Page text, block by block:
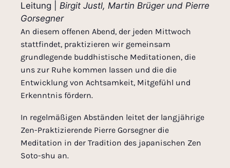
Leitung | Birgit Justl, Martin Brüger und Pierre
Gorsegner
An diesem offenen Abend, der jeden Mittwoch
stattfindet, praktizieren wir gemeinsam
grundlegende buddhistische Meditationen, die
uns zur Ruhe kommen lassen und die die
Entwicklung von Achtsamkeit, Mitgefühl und
Erkenntnis fördern.
In regelmäßigen Abständen leitet der langjährige
Zen-Praktizierende Pierre Gorsegner die
Meditation in der Tradition des japanischen Zen
Soto-shu an.